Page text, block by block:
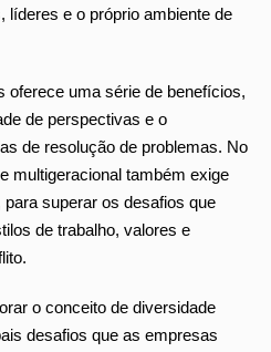
líderes e o próprio ambiente de
oferece uma série de benefícios,
de perspectivas e o
de resolução de problemas. No
multigeracional também exige
superar os desafios que
de trabalho, valores e
o conceito de diversidade
desafios que as empresas